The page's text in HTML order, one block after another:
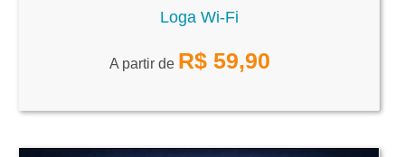
Loga Wi-Fi
A partir de R$ 59,90